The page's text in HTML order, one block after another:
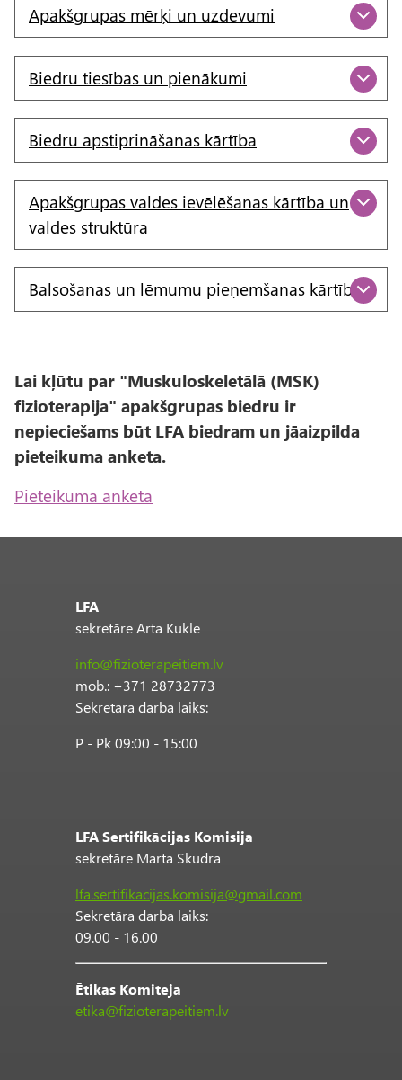
Apakšgrupas mērķi un uzdevumi
Biedru tiesības un pienākumi
Biedru apstiprināšanas kārtība
Apakšgrupas valdes ievēlēšanas kārtība un
valdes struktūra
Balsošanas un lēmumu pieņemšanas kārtība
Lai kļūtu par "Muskuloskeletālā (MSK)
fizioterapija" apakšgrupas biedru ir
nepieciešams būt LFA biedram un jāaizpilda
pieteikuma anketa.
Pieteikuma anketa
LFA
sekretāre Arta Kukle
info@fizioterapeitiem.lv
mob.: +371 28732773
Sekretāra darba laiks:
P - Pk 09:00 - 15:00
LFA Sertifikācijas Komisija
sekretāre Marta Skudra
lfa.sertifikacijas.komisija@gmail.com
Sekretāra darba laiks:
09.00 - 16.00
Ētikas Komiteja
etika@fizioterapeitiem.lv